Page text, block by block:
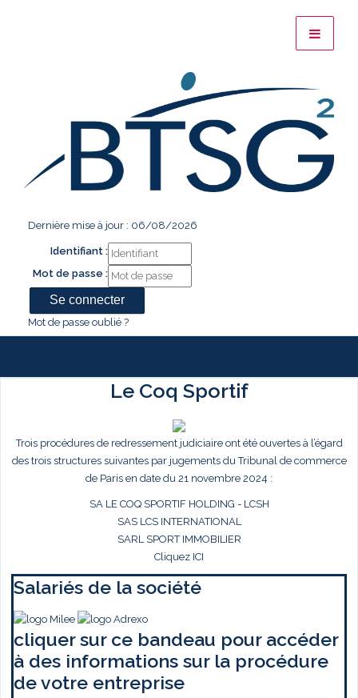
Dernière mise à jour : 06/08/2026
Identifiant :
Mot de passe :
Mot de passe oublié ?
Le Coq Sportif
Trois procédures de redressement judiciaire ont été ouvertes à l’égard
des trois structures suivantes par jugements du Tribunal de commerce
de Paris en date du 21 novembre 2024 :
SA LE COQ SPORTIF HOLDING - LCSH
SAS LCS INTERNATIONAL
SARL SPORT IMMOBILIER
Cliquez ICI
Salariés de la société
cliquer sur ce bandeau pour accéder
à des informations sur la procédure
de votre entreprise